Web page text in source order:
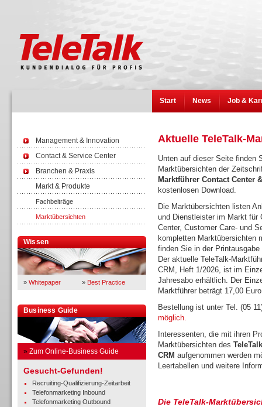
Start News Job &
Management & Innovation
Contact & Service Center
Branchen & Praxis
Markt & Produkte
Fachbeiträge
Marktübersichten
Wissen
» Whitepaper » Best Practice
Business Guide
» Zum Online-Business Guide
Gesucht-Gefunden!
Recruiting-Qualifizierung-Zeitarbeit
Telefonmarketing Inbound
Telefonmarketing Outbound
Aktuelle TeleTalk-
Unten auf dieser Seite finden
Marktübersichten der
Marktführer Contact Center
kostenlosen Download.
Die Marktübersichten listen
und Dienstleister im Markt für
Center, Customer Care- und
kompletten Marktübersichten
finden Sie in der
Der aktuelle TeleTalk-
CRM, Heft 1/2026, ist im
Jahresabo erhältlich. Der
Marktführer beträgt 17,00
Bestellung ist unter Tel. (05
möglich.
Interessenten, die mit ihren
Marktübersichten des
CRM aufgenommen werden
Leertabellen und weitere
Die TeleTalk-